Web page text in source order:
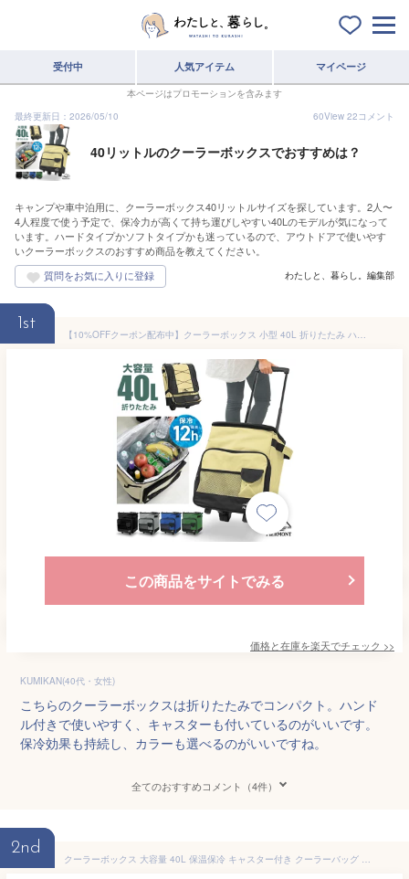
受付中 人気アイテム マイページ
本ページはプロモーションを含みます
最終更新日：2026/05/10
60View 22コメント
40リットルのクーラーボックスでおすすめは？
キャンプや車中泊用に、クーラーボックス40リットルサイズを探しています。2人〜
4人程度で使う予定で、保冷力が高くて持ち運びしやすい40Lのモデルが気になって
います。ハードタイプかソフトタイプかも迷っているので、アウトドアで使いやす
いクーラーボックスのおすすめ商品を教えてください。
わたしと、暮らし。編集部
1st
【10%OFFクーポン配布中】クーラーボックス 小型 40L 折りたたみ ハンドル付き キャスター付 クーラーバッグ ソフトクーラーボックス 大容量 キャリー キャンプ ソフトクーラー 保冷バッグ 冷蔵ボックス おしゃれ かわいい コンパクト
この商品をサイトでみる
価格と在庫を楽天でチェック >>
KUMIKAN(40代・女性)
こちらのクーラーボックスは折りたたみでコンパクト。ハンド
ル付きで使いやすく、キャスターも付いているのがいいです。
保冷効果も持続し、カラーも選べるのがいいですね。
全てのおすすめコメント（4件）
2nd
クーラーボックス 大容量 40L 保温保冷 キャスター付き クーラーバッグ ソフトクーラーボックス 保冷バッグ 4層断熱 折り畳み収納可能 軽量 ピクニック キャンプ アウトドアパーティー BBQ 運動会 お花見 花火等に大活躍